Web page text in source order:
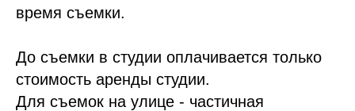
время съемки.
До съемки в студии оплачивается только
стоимость аренды студии.
Для съемок на улице - частичная